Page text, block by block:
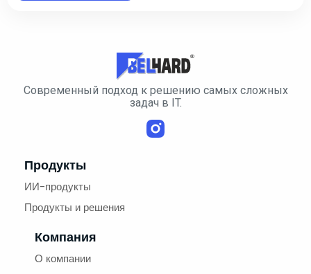
Cовременный подход к решению самых сложных
задач в IT.
Продукты
ИИ-продукты
Продукты и решения
Компания
О компании